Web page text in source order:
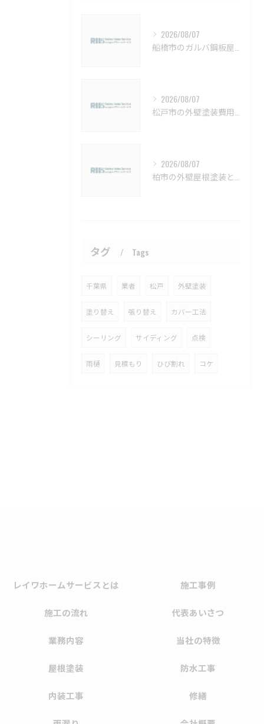
2026/08/07
2026/08/07
2026/08/07
タグ Tags
千葉県 業者 松戸 外壁塗装
塗り替え 張り替え カバー工法
シーリング サイディング 点検
雨樋 見積もり ひび割れ コケ
レイワホームサービスとは 施工事例
施工の流れ 代表あいさつ
業務内容 当社の特徴
屋根塗装 防水工事
内装工事 修繕